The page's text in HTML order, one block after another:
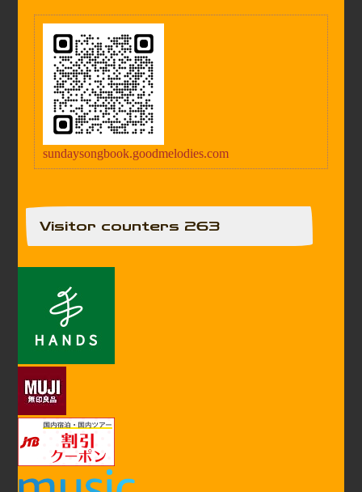
sundaysongbook.goodmelodies.com
Visitor counters 263